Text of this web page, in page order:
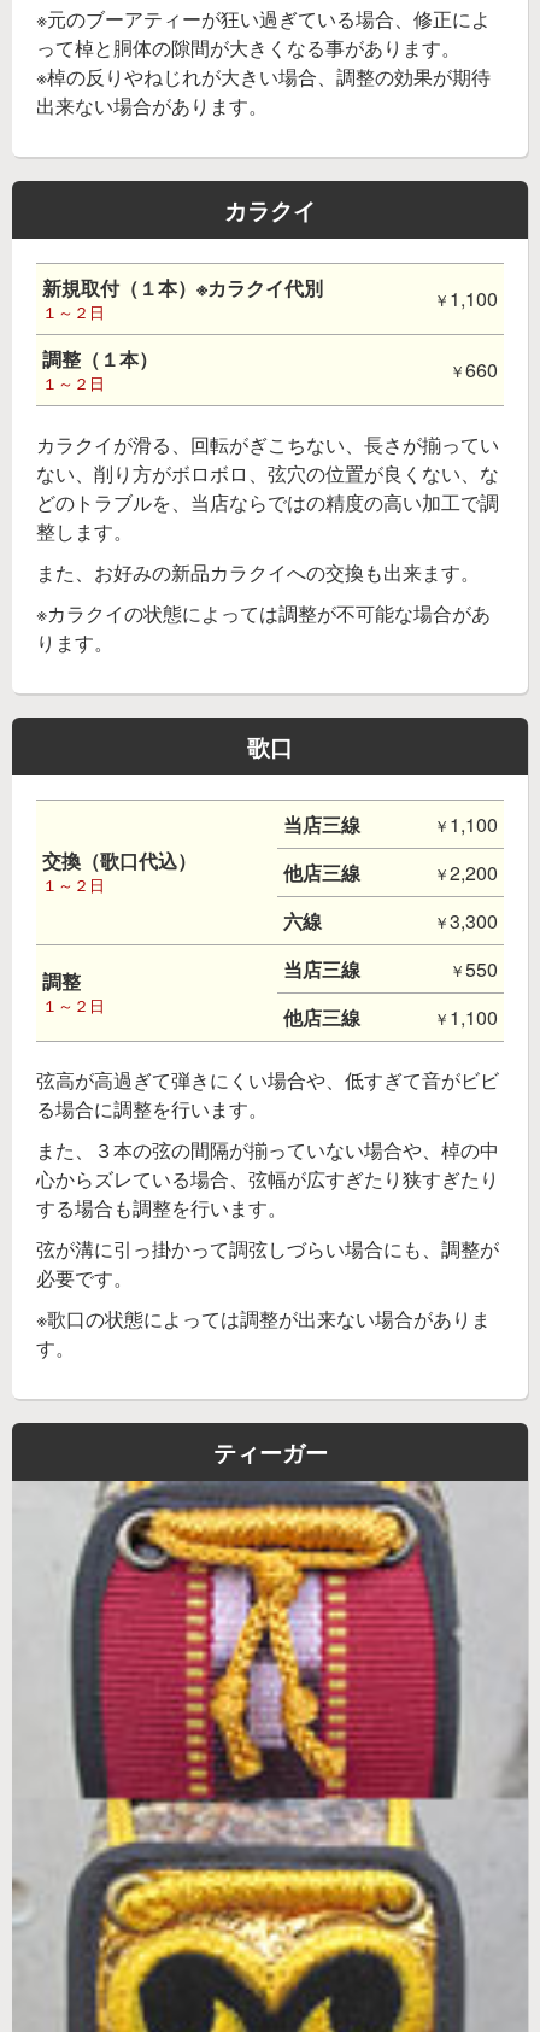
※元のブーアティーが狂い過ぎている場合、修正によ
って棹と胴体の隙間が大きくなる事があります。
※棹の反りやねじれが大きい場合、調整の効果が期待
出来ない場合があります。
カラクイ
新規取付（１本）※カラクイ代別
１～２日 1,100
調整（１本）
１～２日 660
カラクイが滑る、回転がぎこちない、長さが揃ってい
ない、削り方がボロボロ、弦穴の位置が良くない、な
どのトラブルを、当店ならではの精度の高い加工で調
整します。
また、お好みの新品カラクイへの交換も出来ます。
※カラクイの状態によっては調整が不可能な場合があ
ります。
歌口
交換（歌口代込）
１～２日
当店三線
1,100
他店三線
2,200
六線
3,300
調整
１～２日
当店三線
550
他店三線
1,100
弦高が高過ぎて弾きにくい場合や、低すぎて音がビビ
る場合に調整を行います。
また、３本の弦の間隔が揃っていない場合や、棹の中
心からズレている場合、弦幅が広すぎたり狭すぎたり
する場合も調整を行います。
弦が溝に引っ掛かって調弦しづらい場合にも、調整が
必要です。
※歌口の状態によっては調整が出来ない場合がありま
す。
ティーガー